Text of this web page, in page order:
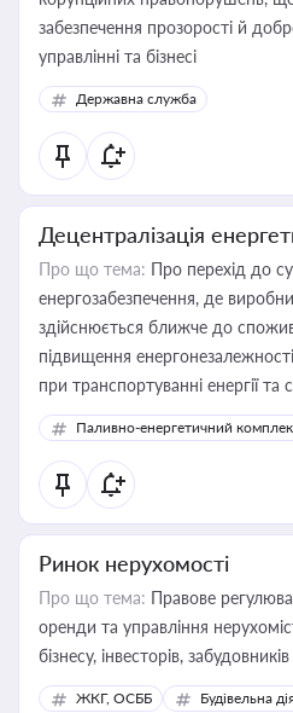
забезпечення прозорості й
управлінні та бізнесі
Державна служба
Децентралізація
Про що тема: Про перехід до
енергозабезпечення, де
здійснюється ближче до
підвищення
при транспортуванні енергії
відновлюваних джерел
Паливно-енергетичний
Ринок нерухомості
Про що тема: Правове
оренди та управління
бізнесу, інвесторів,
ЖКГ, ОСББ Будівельна